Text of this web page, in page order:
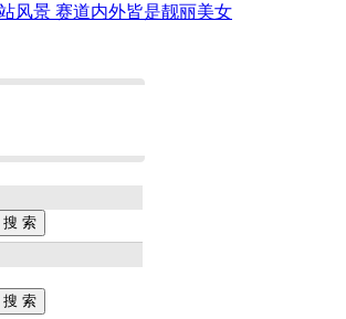
风景 赛道内外皆是靓丽美女